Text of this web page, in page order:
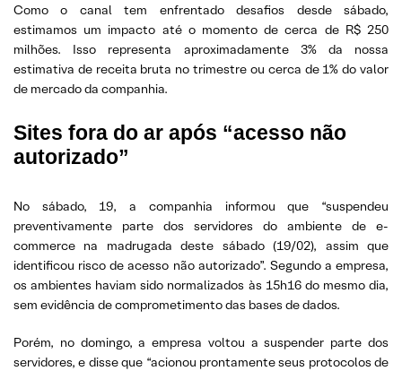
Como o canal tem enfrentado desafios desde sábado,
estimamos um impacto até o momento de cerca de R$ 250
milhões. Isso representa aproximadamente 3% da nossa
estimativa de receita bruta no trimestre ou cerca de 1% do valor
de mercado da companhia.
Sites fora do ar após “acesso não
autorizado”
No sábado, 19, a companhia informou que “suspendeu
preventivamente parte dos servidores do ambiente de e-
commerce na madrugada deste sábado (19/02), assim que
identificou risco de acesso não autorizado”. Segundo a empresa,
os ambientes haviam sido normalizados às 15h16 do mesmo dia,
sem evidência de comprometimento das bases de dados.
Porém, no domingo, a empresa voltou a suspender parte dos
servidores, e disse que “acionou prontamente seus protocolos de